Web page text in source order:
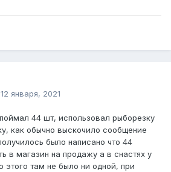
12 января, 2021
44 шт, использовал рыборезку
как обычно выскочило сообщение
было написано что 44
в магазин на продажу а в снастях у
этого там не было ни одной, при